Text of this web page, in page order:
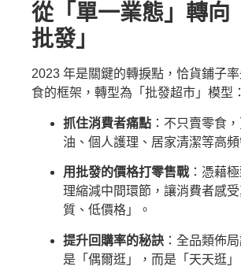
從「單一業態」轉向
批發」
2023 年是關鍵的轉捩點，恰貨鋪子
食的框架，轉型為「批發超市」模型：
抓住消費者痛點 ：不只賣零食
油、個人護理、居家清潔等高頻
用批發的價格打零售戰：憑藉
理縮減中間環節，讓消費者感
質、低價格」。
提升回購率的秘訣 ：全品類佈
是「偶爾逛」，而是「天天逛